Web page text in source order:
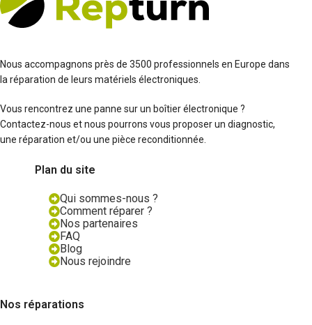
Nous accompagnons près de 3500 professionnels en Europe dans
la réparation de leurs matériels électroniques.
Vous rencontrez une panne sur un boîtier électronique ?
Contactez-nous et nous pourrons vous proposer un diagnostic,
une réparation et/ou une pièce reconditionnée.
Plan du site
Qui sommes-nous ?
Comment réparer ?
Nos partenaires
FAQ
Blog
Nous rejoindre
Nos réparations